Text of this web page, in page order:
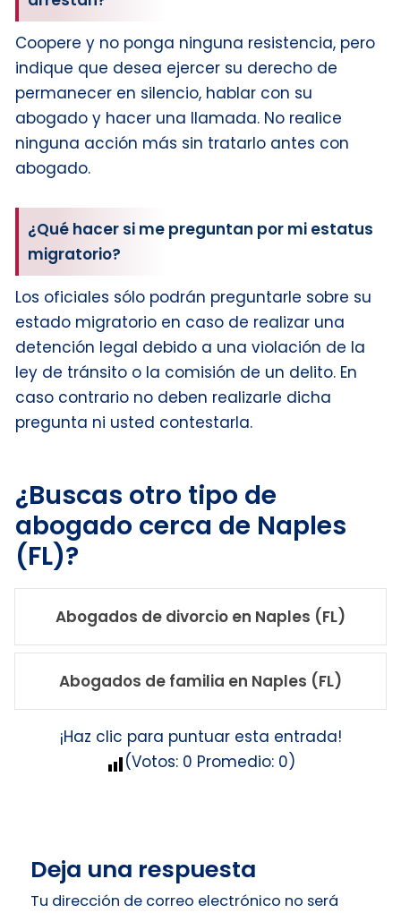
Coopere y no ponga ninguna resistencia, pero
indique que desea ejercer su derecho de
permanecer en silencio, hablar con su
abogado y hacer una llamada. No realice
ninguna acción más sin tratarlo antes con
abogado.
¿Qué hacer si me preguntan por mi estatus
migratorio?
Los oficiales sólo podrán preguntarle sobre su
estado migratorio en caso de realizar una
detención legal debido a una violación de la
ley de tránsito o la comisión de un delito. En
caso contrario no deben realizarle dicha
pregunta ni usted contestarla.
¿Buscas otro tipo de
abogado cerca de Naples
(FL)?
Abogados de divorcio en Naples (FL)
Abogados de familia en Naples (FL)
¡Haz clic para puntuar esta entrada!
(Votos: 0 Promedio: 0)
Deja una respuesta
Tu dirección de correo electrónico no será